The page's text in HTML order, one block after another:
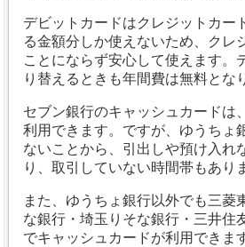
デビットカードはクレジットカー
る金額分しか使えないため、クレ
ことにならず安心して使えます。
り替えるときも年間費は無料とな
セブン銀行のキャッシュカードは
利用できます。ですが、ゆうちょ
ないことから、引出しや預け入れ
り、取引していない時間帯もあり
また、ゆうちょ銀行以外でも三菱
な銀行・埼玉りそな銀行・三井住
でキャッシュカードが利用できま